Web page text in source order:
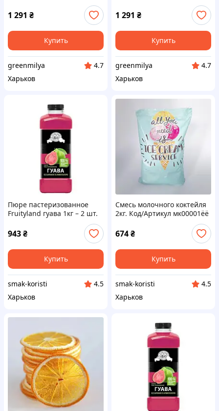
л222904ёё
1 291 ₴
Купить
greenmilya
4.7
Харьков
л222907ёё
1 291 ₴
Купить
greenmilya
4.7
Харьков
Пюре пастеризованное
Fruityland гуава 1кг – 2 шт.
Код/Артикул НФ-00002756ёё
943₴
Купить
smak-koristi
4.5
Харьков
Смесь молочного коктейля
2кг. Код/Артикул мк00001ёё
674₴
Купить
smak-koristi
4.5
Харьков